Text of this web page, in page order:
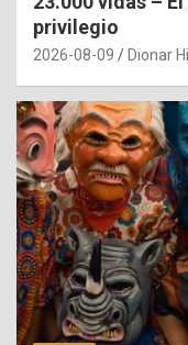
privilegio
2026-08-09 Dionar